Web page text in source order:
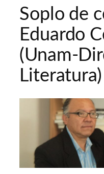
Soplo de
Eduardo
(Unam-
Literatura)